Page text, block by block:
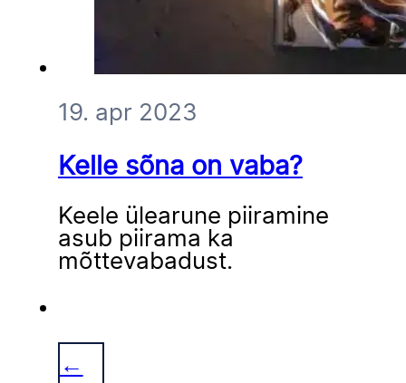
19. apr 2023
Kelle sõna on vaba?
Keele ülearune piiramine
asub piirama ka
mõttevabadust.
←